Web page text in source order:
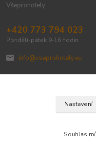
Všeprohotely
+420 773 794 023
Pondělí-pátek 9-16 hodin
info@vseprohotely.eu
Nastavení
Souhlas